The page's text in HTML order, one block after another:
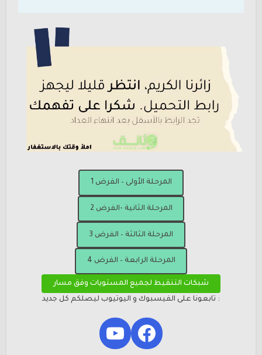
المرحلة الأولى – الفرض 1
المرحلة الثانية -الفرض 2
المرحلة الثالثة – الفرض 3
المرحلة الرابعة – الفرض 4
شبكات التنقيط لجميع المستويات وفق مسار
: تابعونا على الفيسبوك و اليوتيوب ليصلكم كل جديد
Facebook
YouTube